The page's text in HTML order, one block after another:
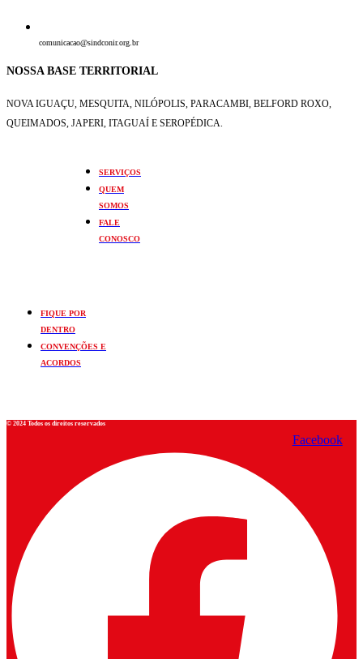
comunicacao@sindconir.org.br
NOSSA BASE TERRITORIAL
NOVA IGUAÇU, MESQUITA, NILÓPOLIS, PARACAMBI, BELFORD ROXO,
QUEIMADOS, JAPERI, ITAGUAÍ E SEROPÉDICA.
SERVIÇOS
QUEM
SOMOS
FALE
CONOSCO
FIQUE POR
DENTRO
CONVENÇÕES E
ACORDOS
© 2024 Todos os direitos reservados
Facebook